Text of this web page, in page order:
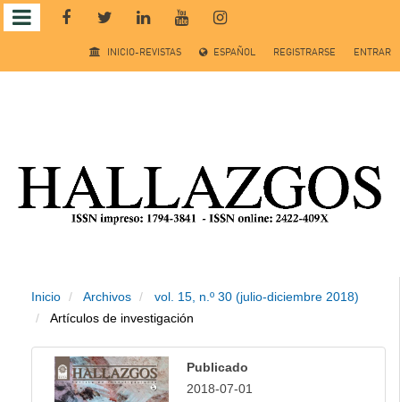
Salto
rápido
Navegación
principal
Contenido
principal
Barra
INICIO-REVISTAS ESPAÑOL REGISTRARSE ENTRAR
Inicio Archivos
vol. 15, n.º 30 (julio-diciembre 2018)
Artículos de investigación
Publicado
2018-07-01